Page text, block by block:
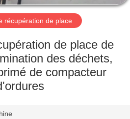
récupération de place
de place de
des déchets,
de compacteur